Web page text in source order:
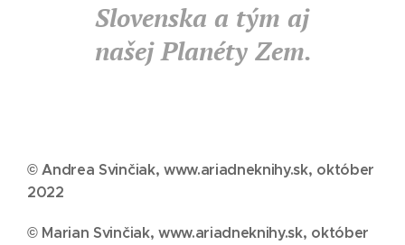
Slovenska a tým aj
našej Planéty Zem.
© Andrea Svinčiak, www.ariadneknihy.sk, október
2022
© Marian Svinčiak, www.ariadneknihy.sk, október